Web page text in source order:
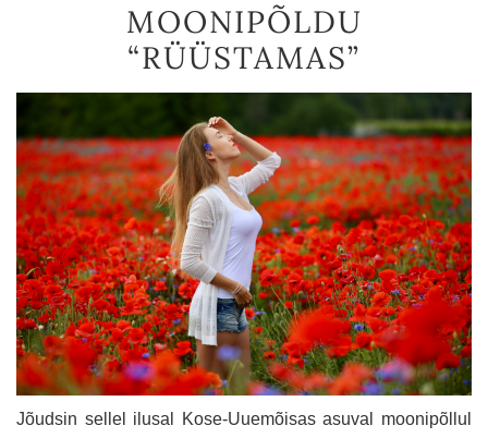
MOONIPÕLDU
“RÜÜSTAMAS”
Jõudsin sellel ilusal Kose-Uuemõisas asuval moonipõllul